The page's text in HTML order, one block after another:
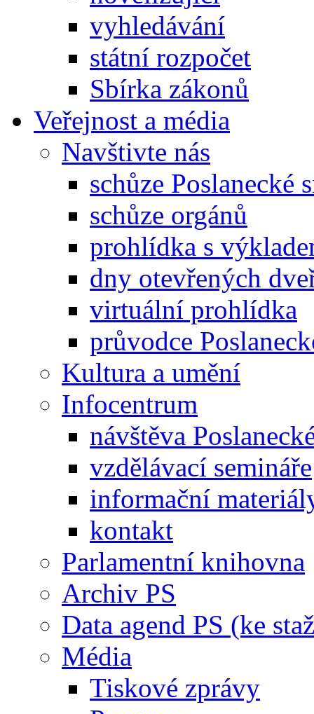
vyhledávání
státní rozpočet
Sbírka zákonů
Veřejnost a média
Navštivte nás
schůze Poslanecké
schůze orgánů
prohlídka s
dny otevřených
virtuální prohlídka
průvodce
Kultura a umění
Infocentrum
návštěva
vzdělávací semináře
informační
kontakt
Parlamentní knihovna
Archiv PS
Data agend PS (ke
Média
Tiskové zprávy